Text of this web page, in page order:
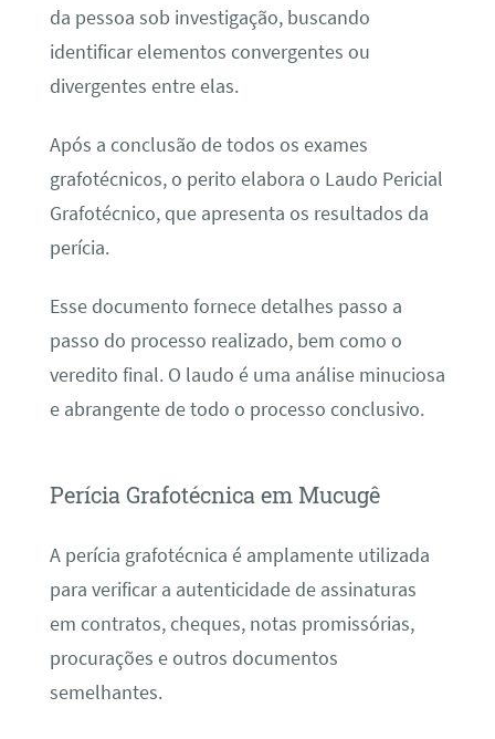
da pessoa sob investigação, buscando
identificar elementos convergentes ou
divergentes entre elas.
Após a conclusão de todos os exames
grafotécnicos, o perito elabora o Laudo Pericial
Grafotécnico, que apresenta os resultados da
perícia.
Esse documento fornece detalhes passo a
passo do processo realizado, bem como o
veredito final. O laudo é uma análise minuciosa
e abrangente de todo o processo conclusivo.
Perícia Grafotécnica em Mucugê
A perícia grafotécnica é amplamente utilizada
para verificar a autenticidade de assinaturas
em contratos, cheques, notas promissórias,
procurações e outros documentos
semelhantes.